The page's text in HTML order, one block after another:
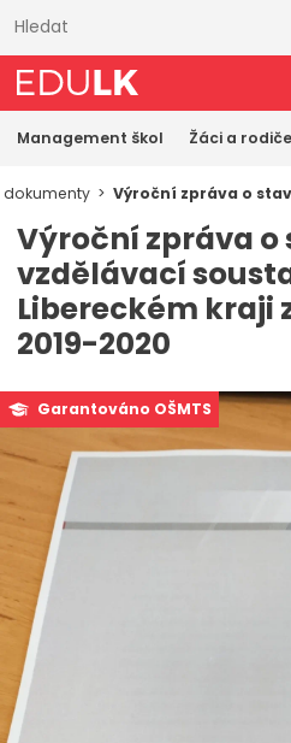
obsahu
Management škol Žáci a rodiče
Výroční zpráva o
Výroční zpráva o
vzdělávací
Libereckém kraji
2019-2020
Garantováno OŠMTS